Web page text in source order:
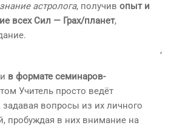
астролога, получив опыт и
всех Сил — Грах/планет,
‘
в формате семинаров-
Учитель просто ведёт
вопросы из их личного
пробуждая в них внимание на